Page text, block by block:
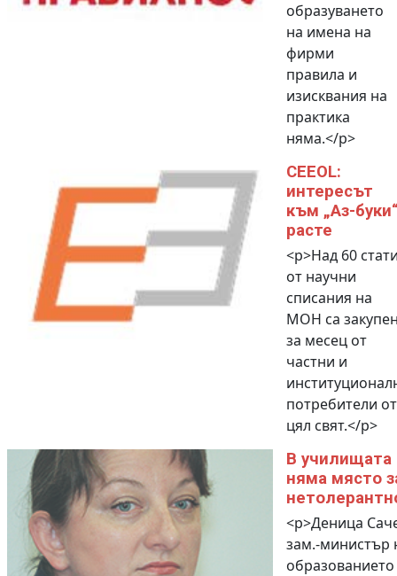
образуването
на имена на
фирми
правила и
изисквания на
практика
няма.</p>
CEEOL:
интересът
към „Аз-
расте
<p>Над 60
от научни
списания на
МОН са
за месец от
частни и
потребители от
цял свят.</p>
В училищата
няма място
<p>Деница
зам.-министър